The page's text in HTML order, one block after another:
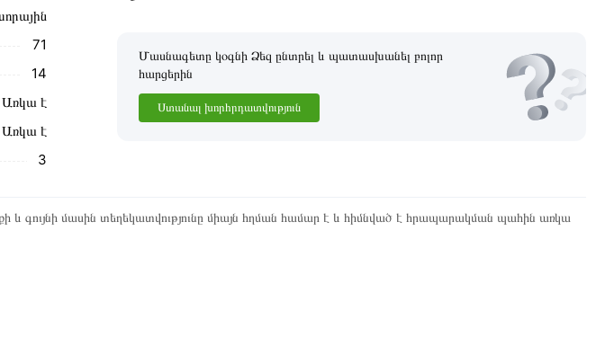
71
14
Առկա է
Առկա է
3
Մասնագետը կօգնի Ձեզ ընտրել և պատասխանել բոլոր
հարցերին
Ստանալ խորհրդատվություն
մասին տեղեկատվությունը միայն հղման համար է և հիմնված է հրապարակման պահին առկա